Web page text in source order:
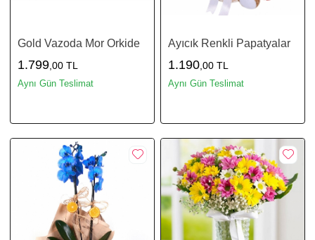
Gold Vazoda Mor Orkide
1.799 ,00 TL
Aynı Gün Teslimat
Ayıcık Renkli Papatyalar
1.190 ,00 TL
Aynı Gün Teslimat